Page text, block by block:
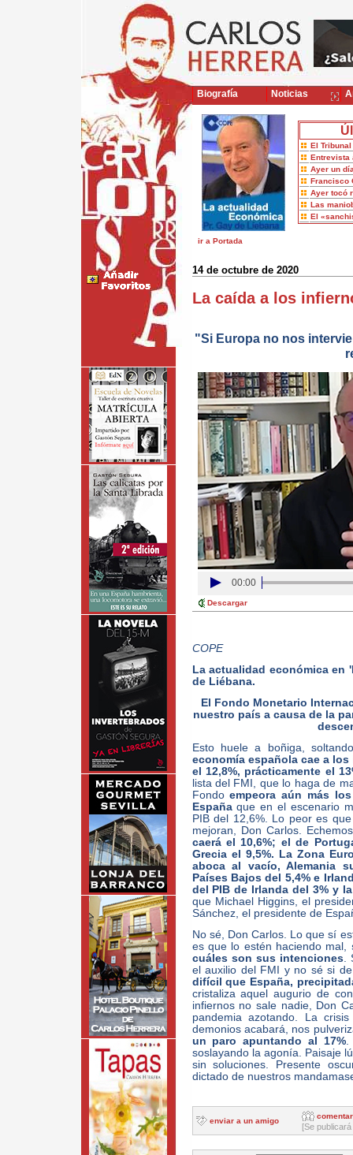
El
Entrevista
Ayer un
Francisco
Ayer tocó
Las
El
ir a Portada
14 de octubre de 2020
La caída a los
"Si Europa no nos
00:00
Descargar
COPE
La actualidad económica en
de Liébana.
El Fondo Monetario
nuestro país a causa de la
Esto huele a boñiga,
economía española cae a
el 12,8%, prácticamente el
lista del FMI, que lo haga de
Fondoempeora aún más
Españaque en el escenario
PIB del 12,6%. Lo peor es
mejoran, Don Carlos.
caerá el 10,6%; el de
Grecia el 9,5%. La Zona
aboca al vacío, Alemania
Países Bajos del 5,4% e
del PIB de Irlanda del 3% y
que Michael Higgins, el
Sánchez, el presidente de
No sé, Don Carlos. Lo que sí
es que lo estén haciendo mal,
cuáles son sus intenciones.
el auxilio del FMI y no sé si
difícil que España,
cristaliza aquel augurio de
infiernos no sale nadie, Don
pandemia azotando. La
demonios acabará, nos
un paro apuntando al 17%.
soslayando la agonía. Paisaje
sin soluciones. Presente
dictado de nuestros
enviar a un amigo
comentar
[Se
Biografía Noticias